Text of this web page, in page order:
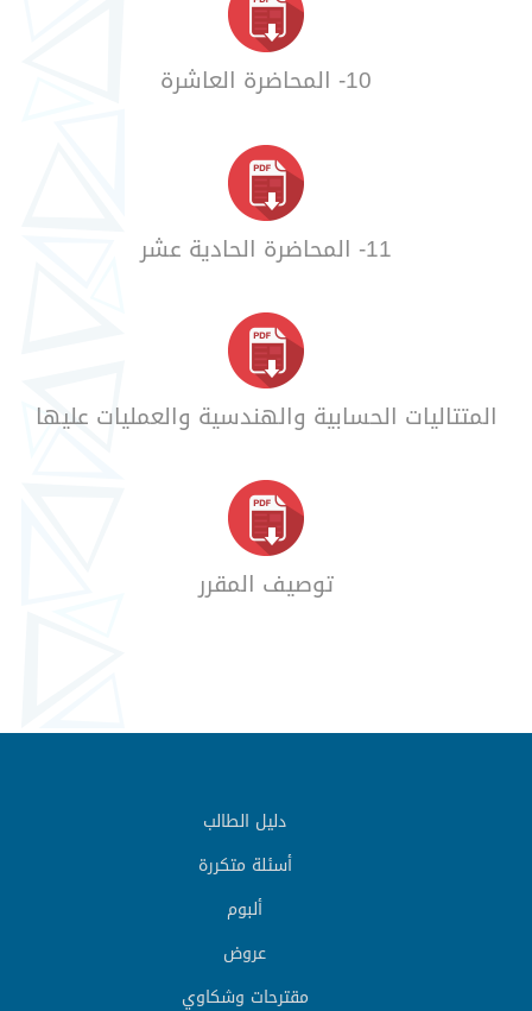
10- المحاضرة العاشرة
11- المحاضرة الحادية عشر
المتتاليات الحسابية والهندسية والعمليات عليها
توصيف المقرر
دليل الطالب
أسئلة متكررة
ألبوم
عروض
مقترحات وشكاوي